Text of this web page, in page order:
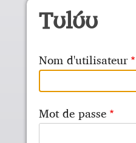
Tʊlʊ́ʊ
Nom d'utilisateur
Mot de passe